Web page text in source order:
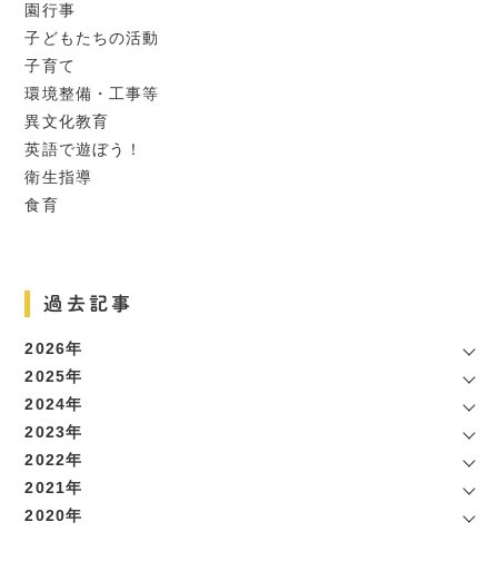
園行事
子どもたちの活動
子育て
環境整備・工事等
異文化教育
英語で遊ぼう！
衛生指導
食育
過去記事
2026年
2025年
2024年
2023年
2022年
2021年
2020年